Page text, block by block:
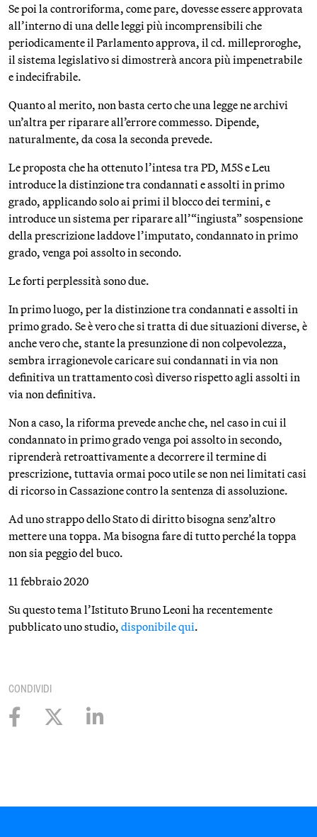
Se poi la controriforma, come pare, dovesse essere approvata
all’interno di una delle leggi più incomprensibili che
periodicamente il Parlamento approva, il cd. milleproroghe,
il sistema legislativo si dimostrerà ancora più impenetrabile
e indecifrabile.
Quanto al merito, non basta certo che una legge ne archivi
un’altra per riparare all’errore commesso. Dipende,
naturalmente, da cosa la seconda prevede.
Le proposta che ha ottenuto l’intesa tra PD, M5S e Leu
introduce la distinzione tra condannati e assolti in primo
grado, applicando solo ai primi il blocco dei termini, e
introduce un sistema per riparare all’“ingiusta” sospensione
della prescrizione laddove l’imputato, condannato in primo
grado, venga poi assolto in secondo.
Le forti perplessità sono due.
In primo luogo, per la distinzione tra condannati e assolti in
primo grado. Se è vero che si tratta di due situazioni diverse, è
anche vero che, stante la presunzione di non colpevolezza,
sembra irragionevole caricare sui condannati in via non
definitiva un trattamento così diverso rispetto agli assolti in
via non definitiva.
Non a caso, la riforma prevede anche che, nel caso in cui il
condannato in primo grado venga poi assolto in secondo,
riprenderà retroattivamente a decorrere il termine di
prescrizione, tuttavia ormai poco utile se non nei limitati casi
di ricorso in Cassazione contro la sentenza di assoluzione.
Ad uno strappo dello Stato di diritto bisogna senz’altro
mettere una toppa. Ma bisogna fare di tutto perché la toppa
non sia peggio del buco.
11 febbraio 2020
Su questo tema l’Istituto Bruno Leoni ha recentemente
pubblicato uno studio, disponibile qui.
CONDIVIDI